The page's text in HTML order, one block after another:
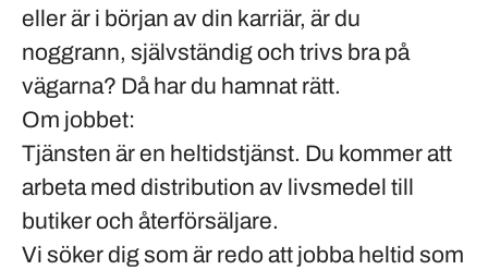
eller är i början av din karriär, är du
noggrann, självständig och trivs bra på
vägarna? Då har du hamnat rätt.
Om jobbet:
Tjänsten är en heltidstjänst. Du kommer att
arbeta med distribution av livsmedel till
butiker och återförsäljare.
Vi söker dig som är redo att jobba heltid som